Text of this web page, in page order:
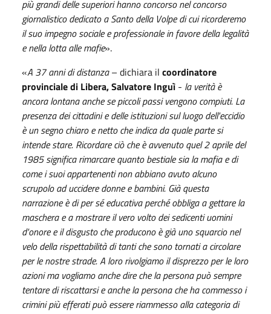
più grandi delle superiori hanno concorso nel concorso
giornalistico dedicato a Santo della Volpedi cuiricorderemo
il suo impegno sociale e professionale in favore della legalità
e nella lotta alle mafie».
«A 37 anni di distanza– dichiara il coordinatore
provinciale di Libera, Salvatore Inguì - la verità è
ancora lontana anche se piccoli passi vengono compiuti. La
presenza dei cittadini e delle istituzioni sul luogo dell'eccidio
è un segno chiaro e netto che indica da quale parte si
intende stare. Ricordare ciò che è avvenuto quel 2 aprile del
1985significarimarcare quanto bestiale sia la mafia e di
come i suoi appartenenti nonabbiano avutoalcuno
scrupolo ad uccidere donne e bambini. Già questa
narrazione è di per sé educativa perché obbliga a gettare la
maschera e a mostrare il vero volto dei sedicenti uomini
d'onore e il disgusto che producono è già uno squarcio nel
velo della rispettabilità di tanti che sono tornati a circolare
per le nostre strade. A loro rivolgiamo il disprezzo per le loro
azioni ma vogliamo anche dire che la persona può sempre
tentare di riscattarsi e anche la persona che ha commesso i
crimini più efferati può essere riammesso alla categoria di